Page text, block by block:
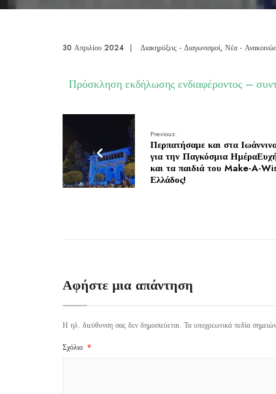
30 Απριλίου 2024 | Διακηρύξεις - Διαγωνισμοί, Νέα -
Πρόσκληση εκδήλωσης ενδιαφέροντος –
Previous:
Περπατήσαμε και στα
για την Παγκόσμια
και τα παιδιά του Make-A-
Ελλάδος!
Αφήστε μια απάντηση
Η ηλ. διεύθυνση σας δεν δημοσιεύεται. Τα υποχρεωτικά πεδία
Σχόλιο *